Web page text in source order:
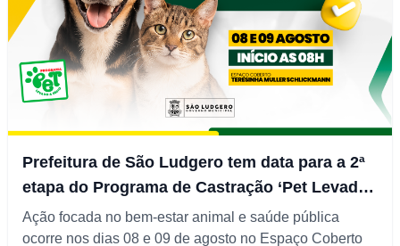
Prefeitura de São Ludgero tem data para a 2ª
etapa do Programa de Castração ‘Pet Levado
a Sério’
Ação focada no bem-estar animal e saúde pública
ocorre nos dias 08 e 09 de agosto no Espaço Coberto